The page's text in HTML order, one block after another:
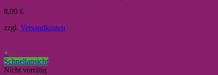
8,00 €
zzgl. Versandkosten
+
Schnellansicht
Nicht vorrätig